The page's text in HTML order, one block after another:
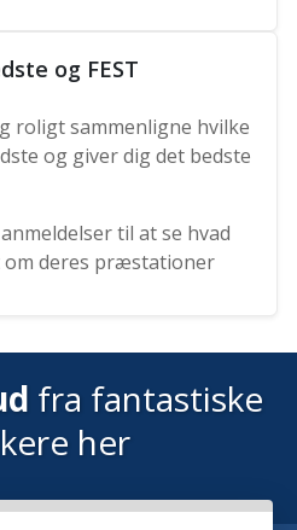
og FEST
roligt sammenligne hvilke
og giver dig det bedste
til at se hvad
om deres præstationer
fra fantastiske
her